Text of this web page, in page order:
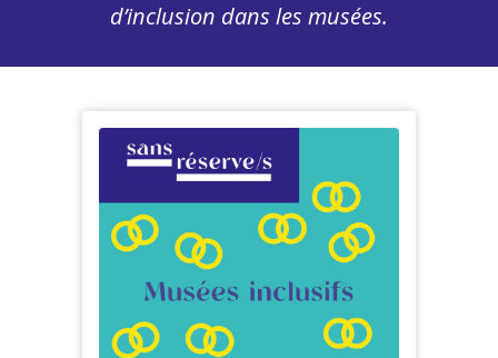
d’inclusion dans les musées.